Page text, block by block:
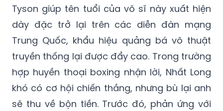
Tyson giúp tên tuổi của võ sĩ này xuất hiện
dày đặc trở lại trên các diễn đàn mạng
Trung Quốc, khẩu hiệu quảng bá võ thuật
truyền thống lại được đẩy cao. Trong trường
hợp huyền thoại boxing nhận lời, Nhất Long
khó có cơ hội chiến thắng, nhưng bù lại anh
sẽ thu về bộn tiền. Trước đó, phản ứng với